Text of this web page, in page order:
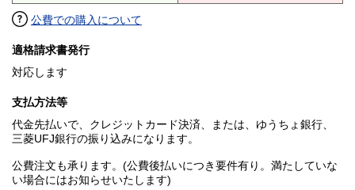
公費での購入について
適格請求書発行
対応します
支払方法等
代金先払いで、クレジットカード決済、または、ゆうちょ銀行、
三菱UFJ銀行の振り込みになります。
公費注文も承ります。(公費後払いにつき要件有り。満たしていな
い場合にはお知らせいたします)